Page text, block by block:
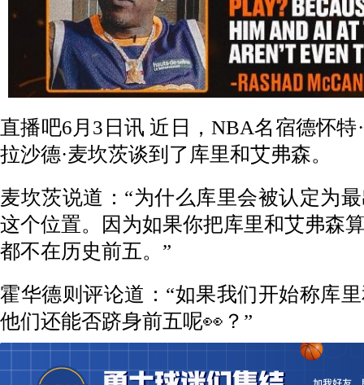
直播吧6月3日讯 近日，NBA名宿德怀特
拉沙德·麦坎茨谈到了库里和艾弗森。
麦坎茨说道：“为什么库里会被认定为
这个位置。因为如果你把库里和艾弗森
都不在历史前五。”
霍华德则评论道：“如果我们开始称库
他们还能否跻身前五呢👀？”